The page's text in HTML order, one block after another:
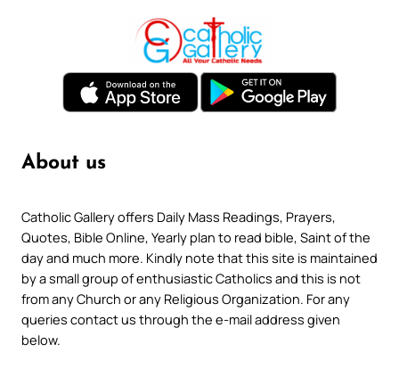
About us
Catholic Gallery offers Daily Mass Readings, Prayers,
Quotes, Bible Online, Yearly plan to read bible, Saint of the
day and much more. Kindly note that this site is maintained
by a small group of enthusiastic Catholics and this is not
from any Church or any Religious Organization. For any
queries contact us through the e-mail address given
below.